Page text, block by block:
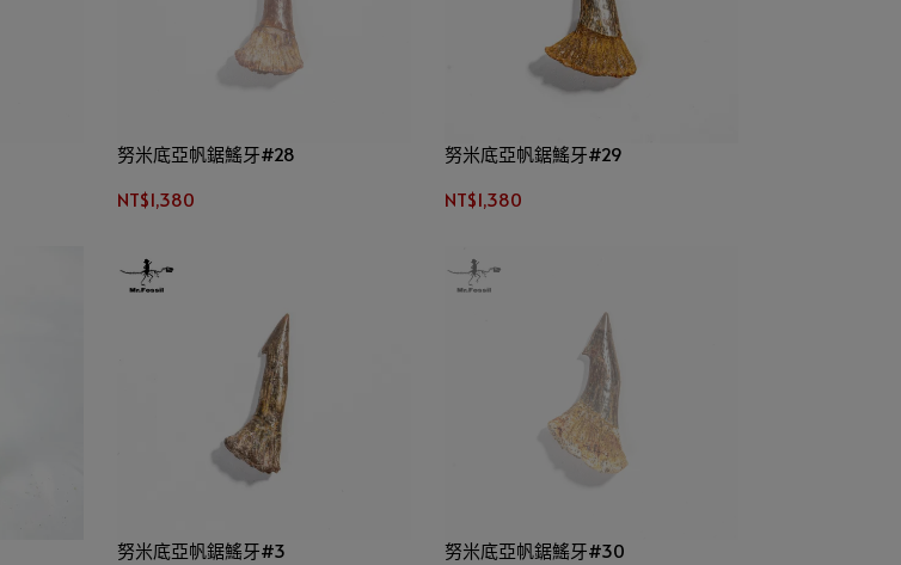
努米底亞帆鋸鰩牙#28
NT$1,380
努米底亞帆鋸鰩牙#29
NT$1,380
努米底亞帆鋸鰩牙#3
努米底亞帆鋸鰩牙#30